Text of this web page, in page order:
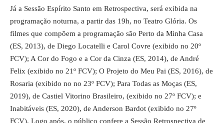
Já a Sessão Espírito Santo em Retrospectiva, será exibida na
programação noturna, a partir das 19h, no Teatro Glória. Os
filmes que compõem a programação são Perto da Minha Casa
(ES, 2013), de Diego Locatelli e Carol Covre (exibido no 20º
FCV); A Cor do Fogo e a Cor da Cinza (ES, 2014), de André
Felix (exibido no 21º FCV); O Projeto do Meu Pai (ES, 2016), de
Rosaria (exibido no no 23º FCV); Para Todas as Moças (ES,
2019), de Castiel Vitorino Brasileiro, (exibido no 27º FCV); e
Inabitáveis (ES, 2020), de Anderson Bardot (exibido no 27º
FCV). Logo após, o público confere a Sessão Retrospectiva de